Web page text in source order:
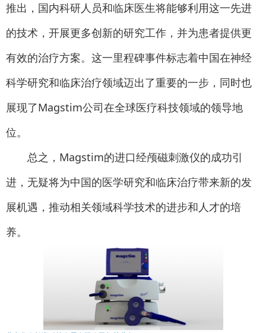
推出，国内科研人员和临床医生将能够利用这一先进
的技术，开展更多创新的研究工作，并为患者提供更
有效的治疗方案。这一里程碑事件标志着中国在神经
科学研究和临床治疗领域迈出了重要的一步，同时也
展现了Magstim公司在全球医疗科技领域的领导地
位。
总之，Magstim的进口经颅磁刺激仪的成功引
进，无疑将为中国的医学研究和临床治疗带来新的发
展机遇，推动相关领域科学技术的进步和人才的培
养。